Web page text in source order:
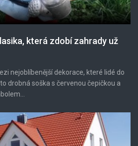
která zdobí zahrady už
nejoblíbenější dekorace, které lidé do
drobná soška s červenou čepičkou a